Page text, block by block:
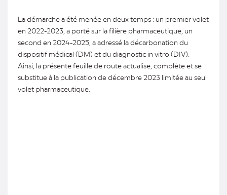
La démarche a été menée en deux temps : un premier volet
en 2022-2023, a porté sur la filière pharmaceutique, un
second en 2024-2025, a adressé la décarbonation du
dispositif médical (DM) et du diagnostic in vitro (DIV).
Ainsi, la présente feuille de route actualise, complète et se
substitue à la publication de décembre 2023 limitée au seul
volet pharmaceutique.